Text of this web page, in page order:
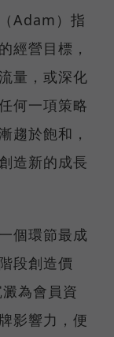
Adam）指
經營目標，
量，或深化
何一項策略
趨於飽和，
造新的成長
個環節最成
段創造價
為會員資
影響力，便